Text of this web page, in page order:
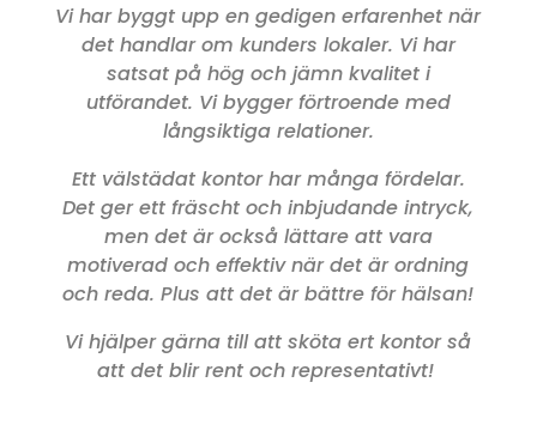
Vi har byggt upp en gedigen erfarenhet när
det handlar om kunders lokaler. Vi har
satsat på hög och jämn kvalitet i
utförandet. Vi bygger förtroende med
långsiktiga relationer.
Ett välstädat kontor har många fördelar.
Det ger ett fräscht och inbjudande intryck,
men det är också lättare att vara
motiverad och effektiv när det är ordning
och reda. Plus att det är bättre för hälsan!
Vi hjälper gärna till att sköta ert kontor så
att det blir rent och representativt!